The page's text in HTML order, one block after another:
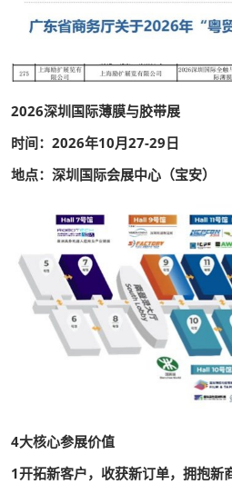
2026深圳国际薄膜与胶带展
时间：2026年10月27-29日
地点：深圳国际会展中心（宝安）
4大核心参展价值
1开拓新客户，收获新订单，拥抱新